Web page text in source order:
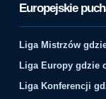
Europejskie
Liga Mistrzów
Liga Europy gdzie
Liga Konferencji